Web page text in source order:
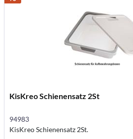
KisKreo Schienensatz 2St
94983
KisKreo Schienensatz 2St.